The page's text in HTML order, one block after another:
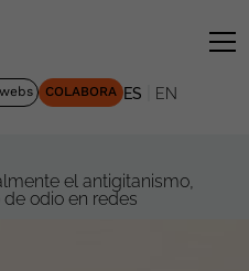
COLABORA ES EN
el antigitanismo,
odio en redes